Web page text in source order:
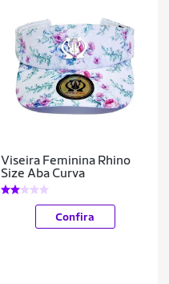
Viseira Feminina Rhino
Size Aba Curva
Confira